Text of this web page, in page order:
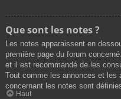
Que sont les notes ?
Les notes apparaissent en
première page du forum
et il est recommandé de les
Tout comme les annonces et les
concernant les notes sont
Haut